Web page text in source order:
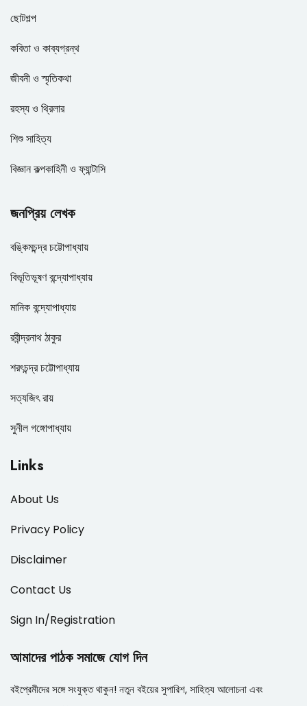
ছোটগল্প
কবিতা ও কাব্যগ্রন্থ
জীবনী ও স্মৃতিকথা
রহস্য ও থ্রিলার
শিশু সাহিত্য
বিজ্ঞান কল্পকাহিনী ও ফ্যান্টাসি
জনপ্রিয় লেখক
বঙ্কিমচন্দ্র চট্টোপাধ্যায়
বিভূতিভূষণ বন্দ্যোপাধ্যায়
মানিক বন্দ্যোপাধ্যায়
রবীন্দ্রনাথ ঠাকুর
শরৎচন্দ্র চট্টোপাধ্যায়
সত্যজিৎ রায়
সুনীল গঙ্গোপাধ্যায়
Links
About Us
Privacy Policy
Disclaimer
Contact Us
Sign In/Registration
আমাদের পাঠক সমাজে যোগ দিন
বইপ্রেমীদের সঙ্গে সংযুক্ত থাকুন! নতুন বইয়ের সুপারিশ, সাহিত্য আলোচনা এবং